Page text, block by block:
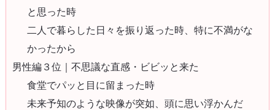
と思った時
二人で暮らした日々を振り返った時、特に不満がな
かったから
男性編３位｜不思議な直感・ビビッと来た
食堂でパッと目に留まった時
未来予知のような映像が突如、頭に思い浮かんだ